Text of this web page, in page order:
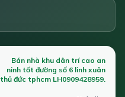
Bán nhà khu dân trí cao an
ninh tốt đường số 6 linh xuân
thủ đức tphcm LH0909428959.